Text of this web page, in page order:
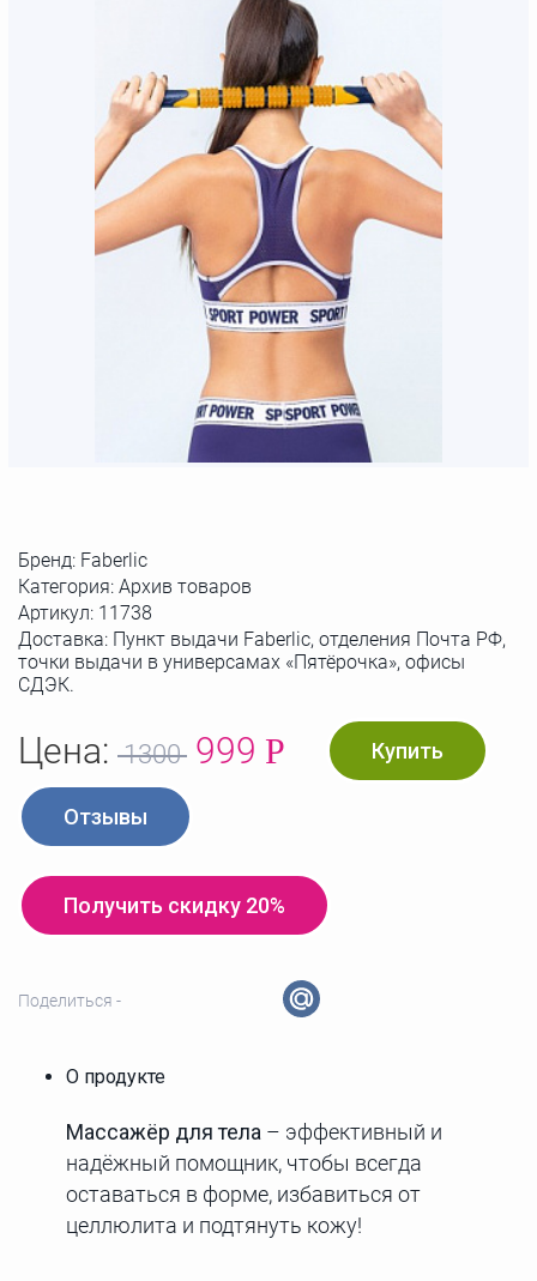
Бренд: Faberlic
Категория: Архив товаров
Артикул: 11738
Доставка: Пункт выдачи Faberlic, отделения Почта РФ,
точки выдачи в универсамах «Пятёрочка», офисы
СДЭК.
Цена: 1300 999 Р Купить
Отзывы
Получить скидку 20%
Поделиться -
О продукте
Массажёр для тела – эффективный и
надёжный помощник, чтобы всегда
оставаться в форме, избавиться от
целлюлита и подтянуть кожу!